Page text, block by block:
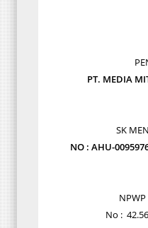
PT. MEDIA
SK
NO : AHU-
No :